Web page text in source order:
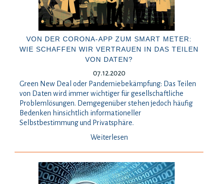
VON DER CORONA-APP ZUM SMART METER:
WIE SCHAFFEN WIR VERTRAUEN IN DAS TEILEN
VON DATEN?
07.12.2020
Green New Deal oder Pandemiebekämpfung: Das Teilen
von Daten wird immer wichtiger für gesellschaftliche
Problemlösungen. Demgegenüber stehen jedoch häufig
Bedenken hinsichtlich informationeller
Selbstbestimmung und Privatsphäre.
Weiterlesen